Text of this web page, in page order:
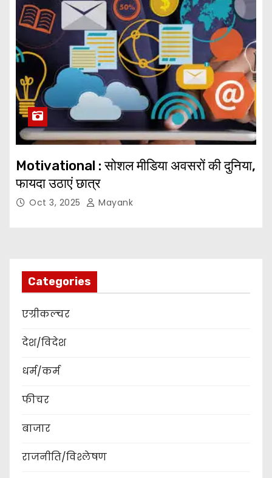
Motivational : सोशल मीडिया अवसरों की दुनिया,
फायदा उठाएं छात्र
Oct 3, 2025 Mayank
Categories
एग्रीकल्चर
देश/विदेश
धर्म/कर्म
फीचर
बाजार
राजनीति/विश्लेषण